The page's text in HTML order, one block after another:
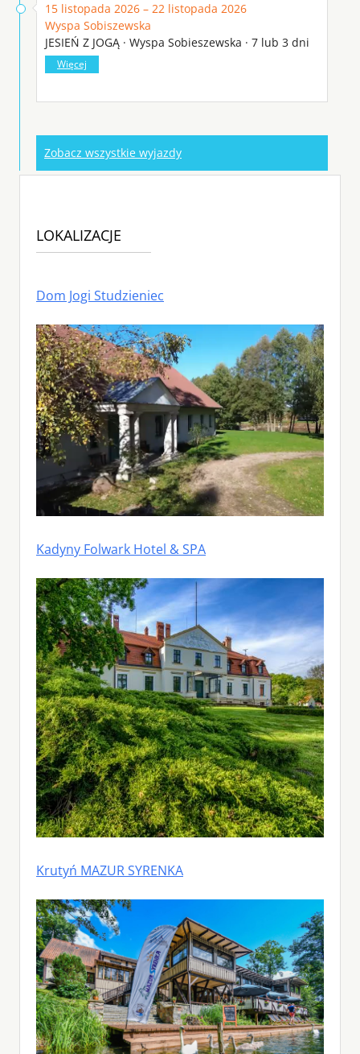
15 listopada 2026 – 22 listopada 2026
Wyspa Sobiszewska
JESIEŃ Z JOGĄ · Wyspa Sobieszewska · 7 lub 3 dni
Więcej
Zobacz wszystkie wyjazdy
LOKALIZACJE
Dom Jogi Studzieniec
Kadyny Folwark Hotel & SPA
Krutyń MAZUR SYRENKA